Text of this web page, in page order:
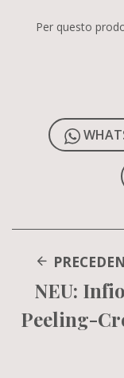
Per questo
NEU:
Peeling-